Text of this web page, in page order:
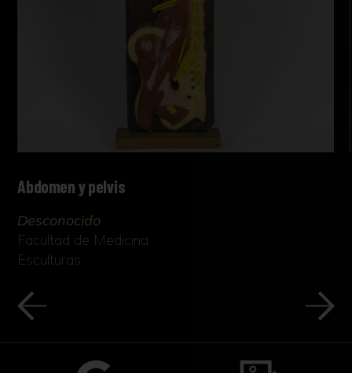
Abdomen y pelvis
Desconocido
Facultad de Medicina
Esculturas